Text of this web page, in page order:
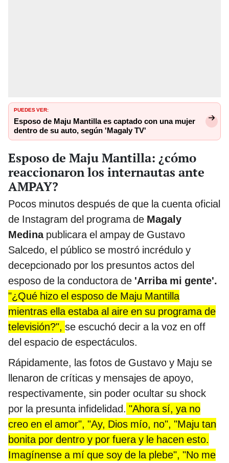
PUEDES VER:
Esposo de Maju Mantilla es captado con una mujer
dentro de su auto, según 'Magaly TV'
Esposo de Maju Mantilla: ¿cómo
reaccionaron los internautas ante
AMPAY?
Pocos minutos después de que la cuenta oficial
de Instagram del programa de Magaly
Medinapublicara el ampay de Gustavo
Salcedo, el público se mostró incrédulo y
decepcionado por los presuntos actos del
esposo de la conductora de 'Arriba mi gente'.
"¿Qué hizo el esposo de Maju Mantilla
mientras ella estaba al aire en su programa de
televisión?", se escuchó decir a la voz en off
del espacio de espectáculos.
Rápidamente, las fotos de Gustavo y Maju se
llenaron de críticas y mensajes de apoyo,
respectivamente, sin poder ocultar su shock
por la presunta infidelidad. "Ahora sí, ya no
creo en el amor", "Ay, Dios mío, no", "Maju tan
bonita por dentro y por fuera y le hacen esto.
Imagínense a mí que soy de la plebe", "No me